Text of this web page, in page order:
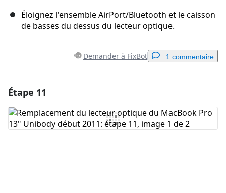
Éloignez l'ensemble AirPort/Bluetooth et le caisson
de basses du dessus du lecteur optique.
Demander à FixBot 1 commentaire
Ajouter un commentaire
Étape 11